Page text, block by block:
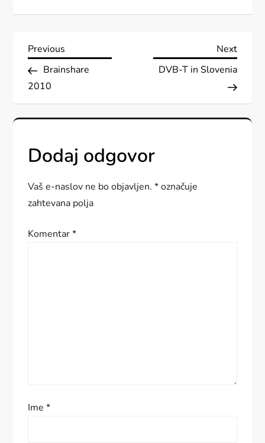
N
a
g
a
s
Previous
Post
Previous
Brainshare
2010
Next
Post
Next
DVB-T in Slovenia
Dodaj odgovor
Vaš e-naslov ne bo objavljen. *označuje
zahtevana polja
Komentar*
Ime*